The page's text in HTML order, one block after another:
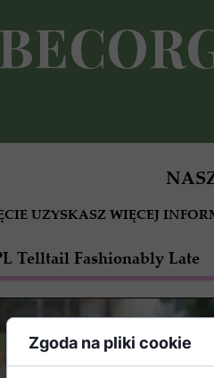
UZYSKASZ WIĘCEJ
Telltail Fashionably Late
Zgoda na pliki cookie